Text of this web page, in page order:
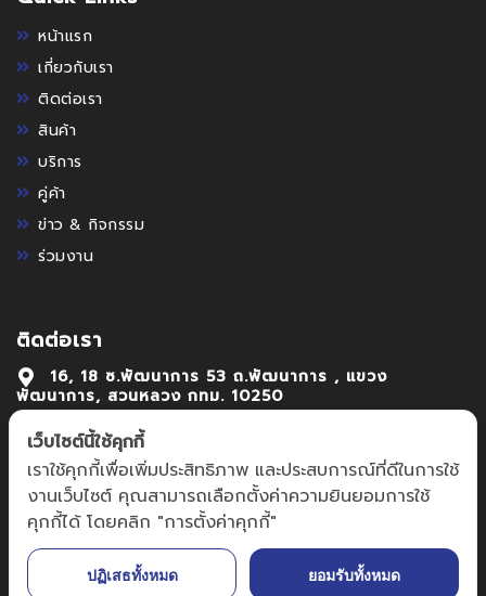
หน้าแรก
เกี่ยวกับเรา
ติดต่อเรา
สินค้า
บริการ
คู่ค้า
ข่าว & กิจกรรม
ร่วมงาน
ติดต่อเรา
16, 18 ซ.พัฒนาการ 53 ถ.พัฒนาการ , แขวง
พัฒนาการ, สวนหลวง กทม. 10250
02-7222992-4
focus@focusmechanic.co.th,
sales@focusmechanic.co.th
เว็บไซต์นี้ใช้คุกกี้
เราใช้คุกกี้เพื่อเพิ่มประสิทธิภาพ และประสบการณ์ที่ดีในการใช้
งานเว็บไซต์ คุณสามารถเลือกตั้งค่าความยินยอมการใช้
คุกกี้ได้ โดยคลิก "การตั้งค่าคุกกี้"
ปฏิเสธทั้งหมด ยอมรับทั้งหมด